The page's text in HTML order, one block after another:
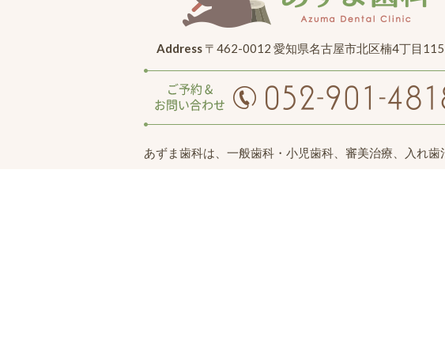
Address〒462-0012 愛知県名古屋市北区楠4丁目
あずま歯科は、一般歯科・小児歯科、審美治療、入れ歯